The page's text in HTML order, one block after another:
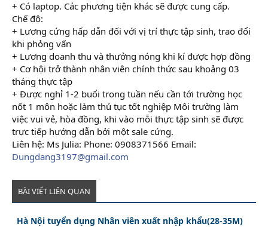
+ Có laptop. Các phương tiện khác sẽ được cung cấp.
Chế độ:
+ Lương cứng hấp dẫn đối với vị trí thực tập sinh, trao đổi
khi phỏng vấn
+ Lương doanh thu và thưởng nóng khi kí được hợp đồng
+ Cơ hội trở thành nhân viên chính thức sau khoảng 03
tháng thực tập
+ Được nghỉ 1-2 buổi trong tuần nếu cần tới trường học
nốt 1 môn hoặc làm thủ tục tốt nghiệp Môi trường làm
việc vui vẻ, hòa đồng, khi vào mỗi thực tập sinh sẽ được
trực tiếp hướng dẫn bởi một sale cứng.
Liên hệ: Ms Julia: Phone: 0908371566 Email:
Dungdang3197@gmail.com
BÀI VIẾT LIÊN QUAN
Hà Nội tuyển dụng Nhân viên xuất nhập khẩu(28-35M)